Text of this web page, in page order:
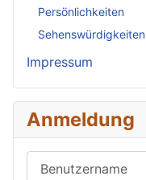
Persönlichkeiten
Sehenswürdigkeiten
Impressum
Anmeldung